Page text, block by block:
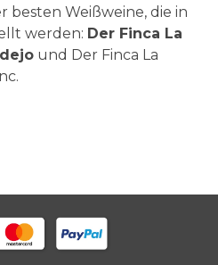
besten Weißweine, die in
werden: Der Finca La
und Der Finca La